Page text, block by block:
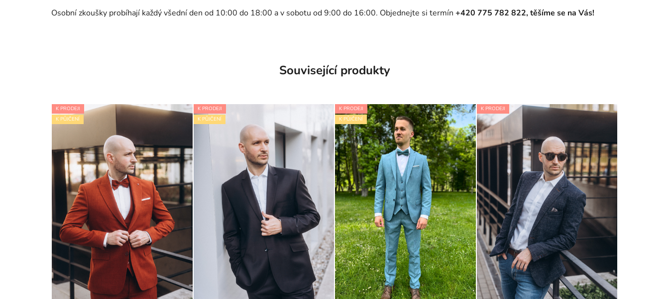
Osobní zkoušky probíhají každý všední den od 10:00 do 18:00 a v sobotu od 9:00 do 16:00. Objednejte si termín +420 775 782 822, těšíme se na Vás!
Související produkty
K PRODEJI
K PŮJČENÍ
K PRODEJI
K PŮJČENÍ
K PRODEJI
K PŮJČENÍ
K PRODEJI